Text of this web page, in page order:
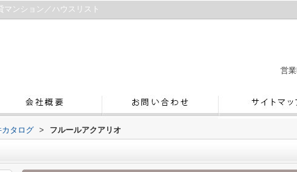
マンション／ハウスリスト
営
カタログ > フルールアクアリオ